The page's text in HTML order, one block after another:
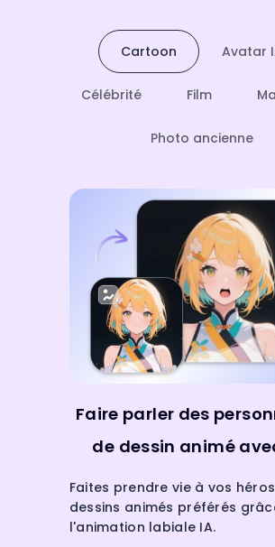
Cartoon Avatar
Célébrité Film
Photo ancienne
Faire parler des
de dessin animé
Faites prendre vie à vos
dessins animés préférés
l'animation labiale IA.